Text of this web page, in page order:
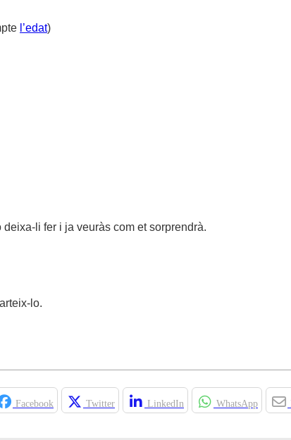
l’edat)
li fer i ja veuràs com et sorprendrà.
lo.
Facebook Twitter LinkedIn WhatsApp